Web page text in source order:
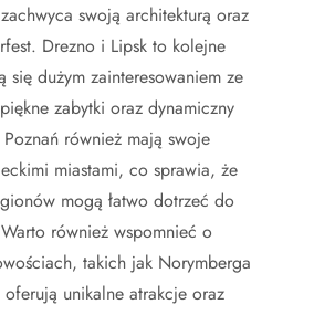
swoją architekturą oraz
Drezno i Lipsk to kolejne
się dużym zainteresowaniem ze
zabytki oraz dynamiczny
również mają swoje
miastami, co sprawia, że
mogą łatwo dotrzeć do
również wspomnieć o
takich jak Norymberga
unikalne atrakcje oraz